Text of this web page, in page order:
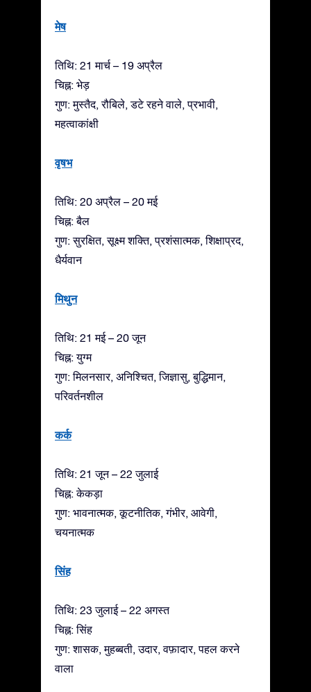
मेष
तिथि: 21 मार्च – 19 अप्रैल
चिह्न: भेड़
गुण: मुस्तैद, रौबिले, डटे रहने वाले, प्रभावी,
महत्वाकांक्षी
वृषभ
तिथि: 20 अप्रैल – 20 मई
चिह्न: बैल
गुण: सुरक्षित, सूक्ष्म शक्ति, प्रशंसात्मक, शिक्षाप्रद,
धैर्यवान
मिथुन
तिथि: 21 मई – 20 जून
चिह्न: युग्म
गुण: मिलनसार, अनिश्चित, जिज्ञासु, बुद्धिमान,
परिवर्तनशील
कर्क
तिथि: 21 जून – 22 जुलाई
चिह्न: केकड़ा
गुण: भावनात्मक, कूटनीतिक, गंभीर, आवेगी,
चयनात्मक
सिंह
तिथि: 23 जुलाई – 22 अगस्त
चिह्न: सिंह
गुण: शासक, मुहब्बती, उदार, वफ़ादार, पहल करने
वाला